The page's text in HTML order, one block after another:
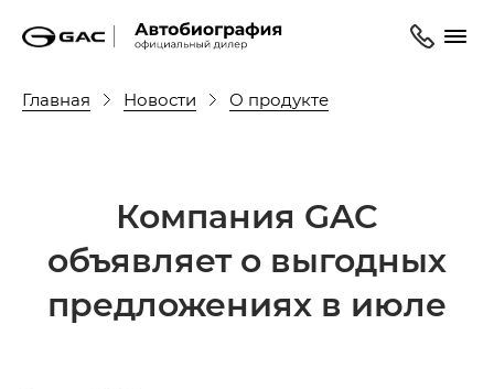
Главная Новости О продукте
Компания GAC
объявляет о выгодных
предложениях в июле